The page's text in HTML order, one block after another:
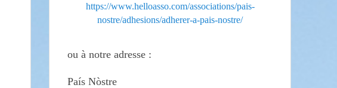
https://www.helloasso.com/associations/pais-
nostre/adhesions/adherer-a-pais-nostre/
ou à notre adresse :
País Nòstre